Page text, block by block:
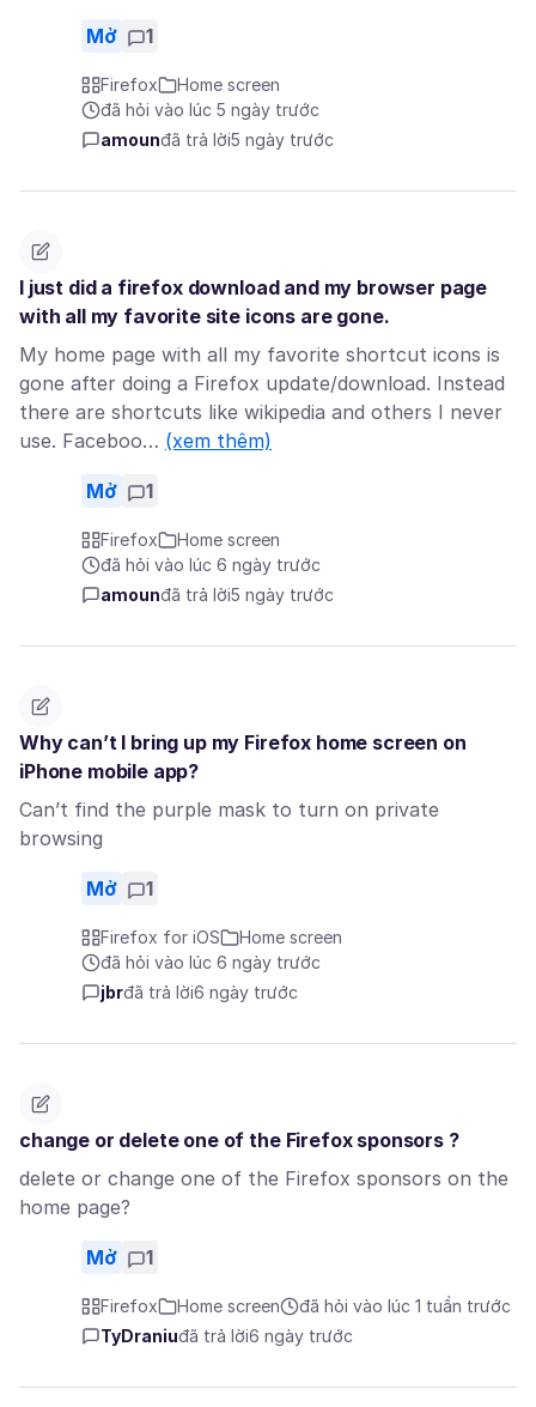
Mở 1
Firefox
Home screen
đã hỏi vào lúc 5 ngày trước
amounđã trả lời5 ngày trước
I just did a firefox download and my browser page
with all my favorite site icons are gone.
My home page with all my favorite shortcut icons is
gone after doing a Firefox update/download. Instead
there are shortcuts like wikipedia and others I never
use. Faceboo… (xem thêm)
Mở 1
Firefox
Home screen
đã hỏi vào lúc 6 ngày trước
amounđã trả lời5 ngày trước
Why can’t I bring up my Firefox home screen on
iPhone mobile app?
Can’t find the purple mask to turn on private
browsing
Mở 1
Firefox for iOS
Home screen
đã hỏi vào lúc 6 ngày trước
jbrđã trả lời6 ngày trước
change or delete one of the Firefox sponsors ?
delete or change one of the Firefox sponsors on the
home page?
Mở 1
Firefox Home screen
đã hỏi vào lúc 1 tuần trước
TyDraniuđã trả lời6 ngày trước